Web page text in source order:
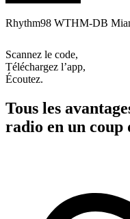
Rhythm98 WTHM-DB
Scannez le code,
Téléchargez l’app,
Écoutez.
Tous les
radio en un coup